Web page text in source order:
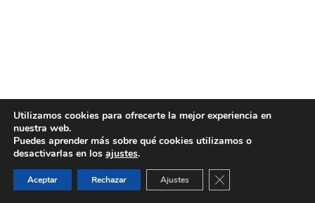
Utilizamos cookies para ofrecerte la mejor experiencia en
nuestra web.
Puedes aprender más sobre qué cookies utilizamos o
desactivarlas en los ajustes.
Aceptar Rechazar Ajustes Cerrar el banner de